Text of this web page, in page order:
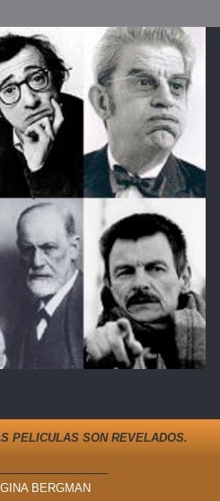
PELICULAS SON REVELADOS.
BERGMAN